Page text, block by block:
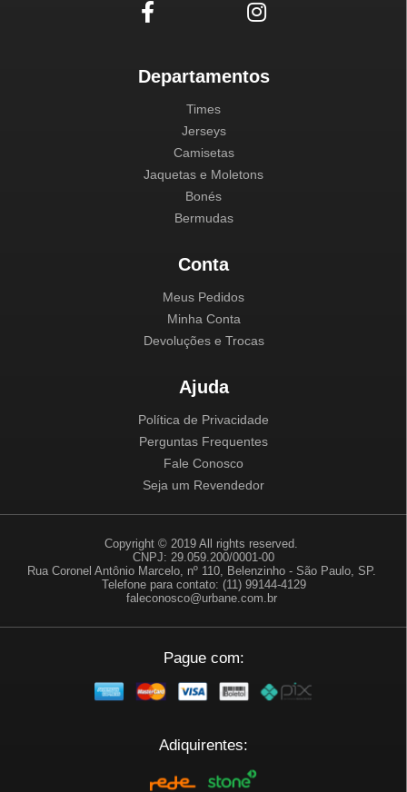
Departamentos
Times
Jerseys
Camisetas
Jaquetas e Moletons
Bonés
Bermudas
Conta
Meus Pedidos
Minha Conta
Devoluções e Trocas
Ajuda
Política de Privacidade
Perguntas Frequentes
Fale Conosco
Seja um Revendedor
Copyright © 2019 All rights reserved.
CNPJ: 29.059.200/0001-00
Rua Coronel Antônio Marcelo, nº 110, Belenzinho - São Paulo, SP.
Telefone para contato: (11) 99144-4129
faleconosco@urbane.com.br
Pague com:
Adiquirentes: